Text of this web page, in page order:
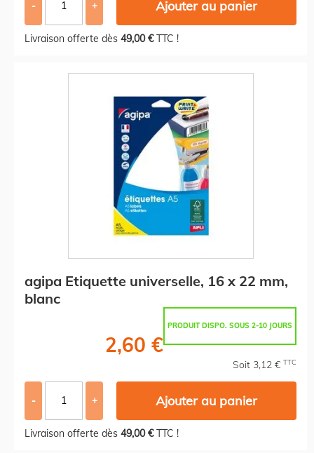
- + Ajouter au panier
Livraison offerte dès 49,00 €TTC !
agipa Etiquette universelle, 16 x 22 mm,
blanc
PRODUIT DISPO. SOUS 2-10 JOURS
2,60 €
Soit 3,12 € TTC
- + Ajouter au panier
Livraison offerte dès 49,00 €TTC !